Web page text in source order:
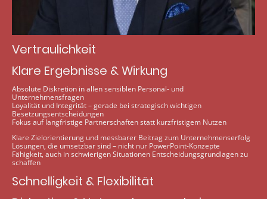
Vertraulichkeit
Klare Ergebnisse & Wirkung
Absolute Diskretion in allen sensiblen Personal- und
Unternehmensfragen
Loyalität und Integrität – gerade bei strategisch wichtigen
Besetzungsentscheidungen
Fokus auf langfristige Partnerschaften statt kurzfristigem Nutzen
Klare Zielorientierung und messbarer Beitrag zum Unternehmenserfolg
Lösungen, die umsetzbar sind – nicht nur PowerPoint-Konzepte
Fähigkeit, auch in schwierigen Situationen Entscheidungsgrundlagen zu
schaffen
Schnelligkeit & Flexibilität